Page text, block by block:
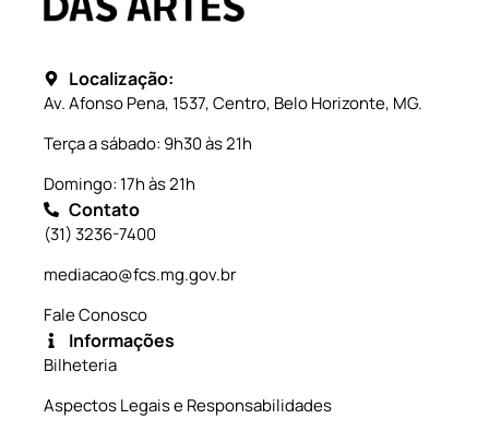
Localização:
Av. Afonso Pena, 1537, Centro, Belo Horizonte, MG.
Terça a sábado: 9h30 às 21h
Domingo: 17h às 21h
Contato
(31) 3236-7400
mediacao@fcs.mg.gov.br
Fale Conosco
Informações
Bilheteria
Aspectos Legais e Responsabilidades